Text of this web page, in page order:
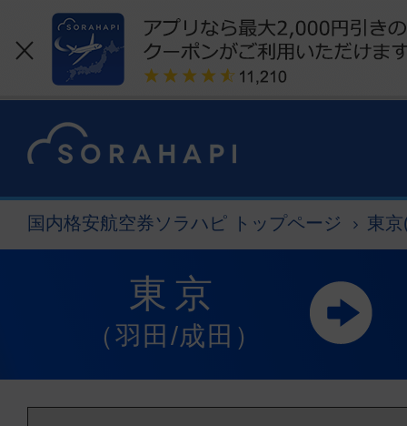
国内格安航空券ソラハピ トップページ 東
東京
（羽田/成田）